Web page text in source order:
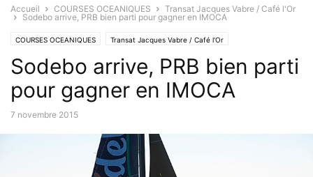
Accueil COURSES OCEANIQUES
Transat Jacques Vabre / Café l'Or
Sodebo arrive, PRB bien parti pour gagner en IMOCA
COURSES OCEANIQUES Transat Jacques Vabre / Café l'Or
Sodebo arrive, PRB bien parti
pour gagner en IMOCA
7 novembre 2015